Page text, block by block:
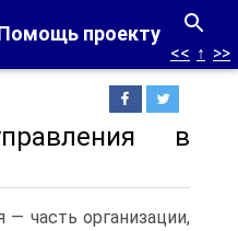
проекту
<< ↑ >>
в
— часть организации,